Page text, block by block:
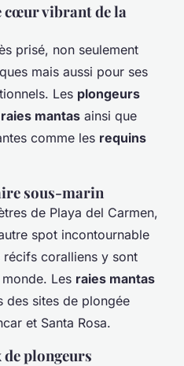
cœur vibrant de la
prisé, non seulement
mais aussi pour ses
Les plongeurs
raies mantas ainsi que
comme les requins
sous-marin
de Playa del Carmen,
spot incontournable
récifs coralliens y sont
Les raies mantas
des sites de plongée
et Santa Rosa.
plongeurs